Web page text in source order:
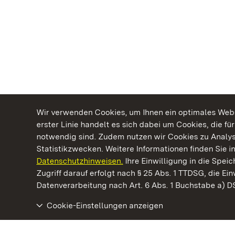
Wir verwenden Cookies, um Ihnen ein optimales
erster Linie handelt es sich dabei um Cookies, die
notwendig sind. Zudem nutzen wir Cookies zu
Statistikzwecken. Weitere Informationen finden Sie
Datenschutzhinweisen. Ihre Einwilligung in die
Zugriff darauf erfolgt nach § 25 Abs. 1 TTDSG, die
Datenverarbeitung nach Art. 6 Abs. 1 Buchstabe a)
Cookie-Einstellungen anzeigen
Kommen. Staunen. Genießen.